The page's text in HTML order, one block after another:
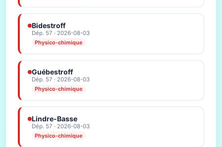
Bidestroff
Dép. 57 · 2026-08-03
Physico-chimique
Guébestroff
Dép. 57 · 2026-08-03
Physico-chimique
Lindre-Basse
Dép. 57 · 2026-08-03
Physico-chimique